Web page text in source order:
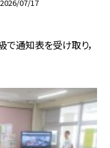
2026/07/17
で通知表を受け取り，